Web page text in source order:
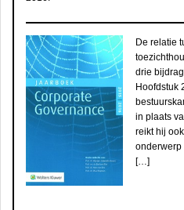
De relatie
drie
Hoofdstuk
in plaats
reikt hij
onderwerp
[…]